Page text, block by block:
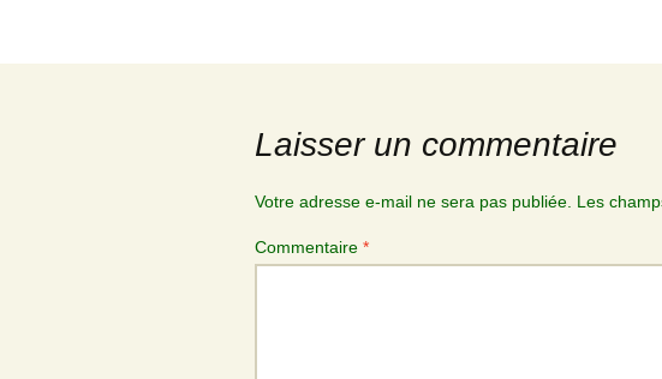
Laisser un commentaire
Votre adresse e-mail ne sera pas publiée. Les
Commentaire *